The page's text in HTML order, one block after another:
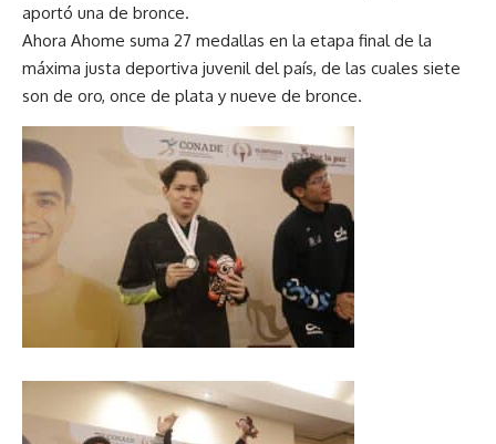
aportó una de bronce.
Ahora Ahome suma 27 medallas en la etapa final de la
máxima justa deportiva juvenil del país, de las cuales siete
son de oro, once de plata y nueve de bronce.